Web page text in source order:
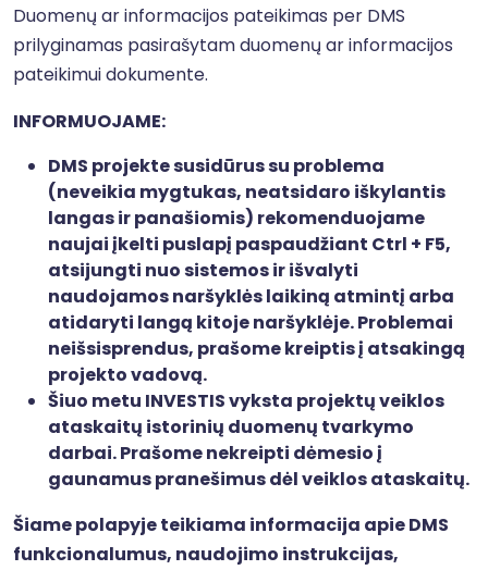
Duomenų ar informacijos pateikimas per DMS
prilyginamas pasirašytam duomenų ar informacijos
pateikimui dokumente.
INFORMUOJAME:
DMS projekte susidūrus su problema
(neveikia mygtukas, neatsidaro iškylantis
langas ir panašiomis) rekomenduojame
naujai įkelti puslapį paspaudžiant Ctrl + F5,
atsijungti nuo sistemos ir išvalyti
naudojamos naršyklės laikiną atmintį arba
atidaryti langą kitoje naršyklėje. Problemai
neišsisprendus, prašome kreiptis į atsakingą
projekto vadovą.
Šiuo metu INVESTIS vyksta projektų veiklos
ataskaitų istorinių duomenų tvarkymo
darbai. Prašome nekreipti dėmesio į
gaunamus pranešimus dėl veiklos ataskaitų.
Šiame polapyje teikiama informacija apie DMS
funkcionalumus, naudojimo instrukcijas,